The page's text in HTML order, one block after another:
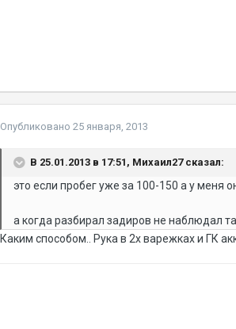
Опубликовано 25 января, 2013
В 25.01.2013 в 17:51, Михаил27 сказал:
это если пробег уже за 100-150 а у меня
а когда разбирал задиров не наблюдал
Каким способом.. Рука в 2х варежках и ГК